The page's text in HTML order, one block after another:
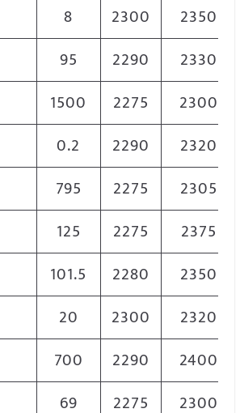
8 2300
2350
95 2290
2330
1500 2275
2300
0.2 2290
2320
795 2275
2305
125 2275
2375
101.5 2280
2350
20 2300
2320
700 2290
2400
69 2275
2300